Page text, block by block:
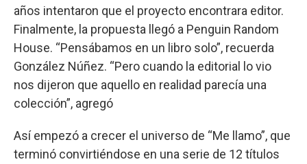
años intentaron que el proyecto encontrara editor.
Finalmente, la propuesta llegó a Penguin Random
House. “Pensábamos en un libro solo”, recuerda
González Núñez. “Pero cuando la editorial lo vio
nos dijeron que aquello en realidad parecía una
colección”, agregó
Así empezó a crecer el universo de “Me llamo”, que
terminó convirtiéndose en una serie de 12 títulos